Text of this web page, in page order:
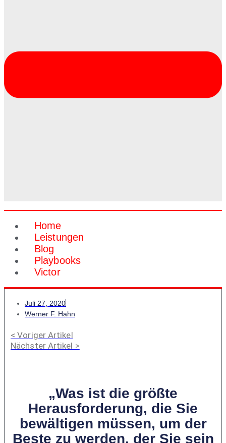
Home
Leistungen
Blog
Playbooks
Victor
Juli 27, 2020
Werner F. Hahn
< Voriger Artikel
Nächster Artikel >
„Was ist die größte
Herausforderung, die Sie
bewältigen müssen, um der
Beste zu werden, der Sie sein